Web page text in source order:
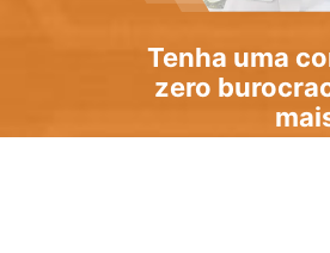
Tenha uma
zero